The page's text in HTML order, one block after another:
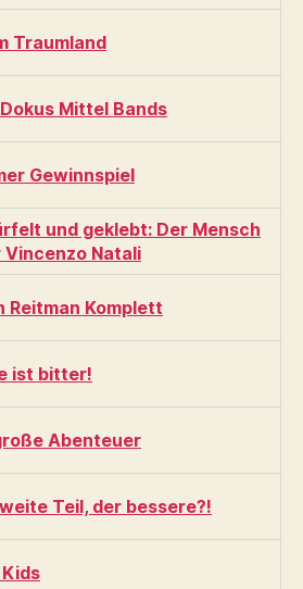
Traumland
Mittel Bands
Gewinnspiel
und geklebt: Der Mensch
Vincenzo Natali
Reitman Komplett
ist bitter!
Abenteuer
Teil, der bessere?!